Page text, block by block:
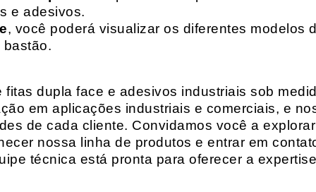
e adesivos.
, você poderá visualizar os diferentes modelos
bastão.
dupla face e adesivos industriais sob
em aplicações industriais e comerciais, e
de cada cliente. Convidamos você a
nossa linha de produtos e entrar em
técnica está pronta para oferecer a